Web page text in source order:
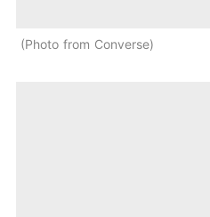
Photo from Converse